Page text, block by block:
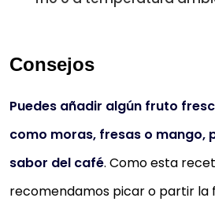
Consejos
Puedes añadir algún fruto
como moras, fresas o mango,
sabor del café. Como esta
recomendamos picar o partir la